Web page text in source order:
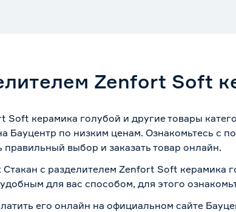
Zenfort Soft
Soft керамика голубой и другие товары
Бауцентр по низким ценам. Ознакомьтесь с
выбор и заказать товар онлайн.
Стакан с разделителем Zenfort Soft
для вас способом, для этого
его онлайн на официальном сайте